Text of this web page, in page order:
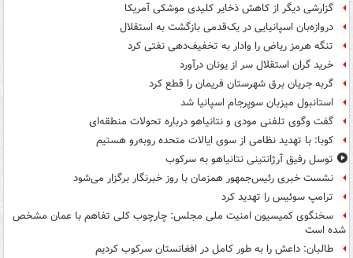
گزارشی دیگر از کاهش ذخایر کلیدی موشکی آمریکا
دروازه‌بان اسپانیایی در یک‌قدمی بازگشت به استقلال
تنگه هرمز ریاض را وادار به تخفیف‌دهی نفتی کرد
خرید گران استقلال سر از یونان درآورد
گربه جریان برق شهرستان فریمان را قطع کرد
استانبول میزبان سوپرجام اسپانیا شد
گفت وگوی تلفنی مودی و نتانیاهو درباره تحولات منطقه‌ای
کوبا: با تهدید نظامی از سوی ایالات متحده روبه‌رو هستیم
توسل رفیق آرژانتینی نتانیاهو به سرکوب
نشست خبری رئیس‌جمهور همزمان با روز خبرنگار برگزار می‌شود
ترامپ سوئیس را تهدید کرد
سخنگوی کمیسیون امنیت ملی مجلس: چارچوب کلی تفاهم با عمان مشخص
شده است
طالبان: داعش را به طور کامل در افغانستان سرکوب کردیم